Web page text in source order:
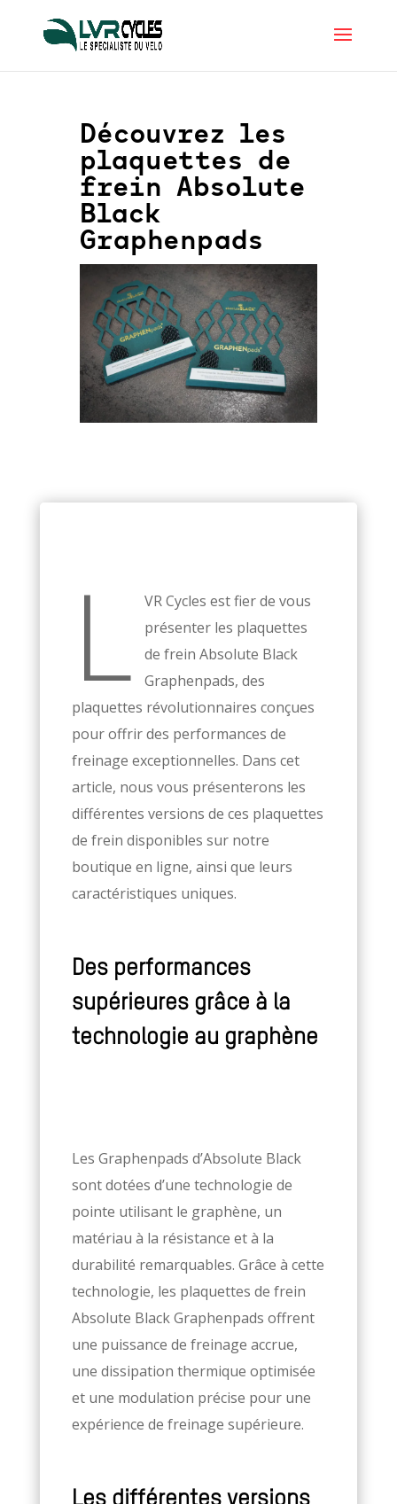
Découvrez les
plaquettes de
frein Absolute
Black
Graphenpads
L
VR Cycles est fier de vous
présenter les plaquettes
de frein Absolute Black
Graphenpads, des
plaquettes révolutionnaires conçues
pour offrir des performances de
freinage exceptionnelles. Dans cet
article, nous vous présenterons les
différentes versions de ces plaquettes
de frein disponibles sur notre
boutique en ligne, ainsi que leurs
caractéristiques uniques.
Des performances
supérieures grâce à la
technologie au graphène
Les Graphenpads d’Absolute Black
sont dotées d’une technologie de
pointe utilisant le graphène, un
matériau à la résistance et à la
durabilité remarquables. Grâce à cette
technologie, les plaquettes de frein
Absolute Black Graphenpads offrent
une puissance de freinage accrue,
une dissipation thermique optimisée
et une modulation précise pour une
expérience de freinage supérieure.
Les différentes versions